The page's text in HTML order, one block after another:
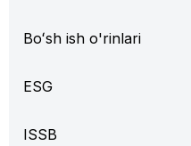
Boʻsh ish o'rinlari
ESG
ISSB